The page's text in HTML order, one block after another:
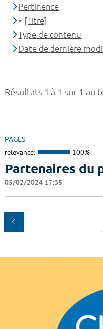
Résultats 1 à 1 sur 1 au
PAGES
relevance: 100%
Partenaires du
05/02/2024 17:35
Pertinence
[Titre]
Type de contenu
Date de dernière